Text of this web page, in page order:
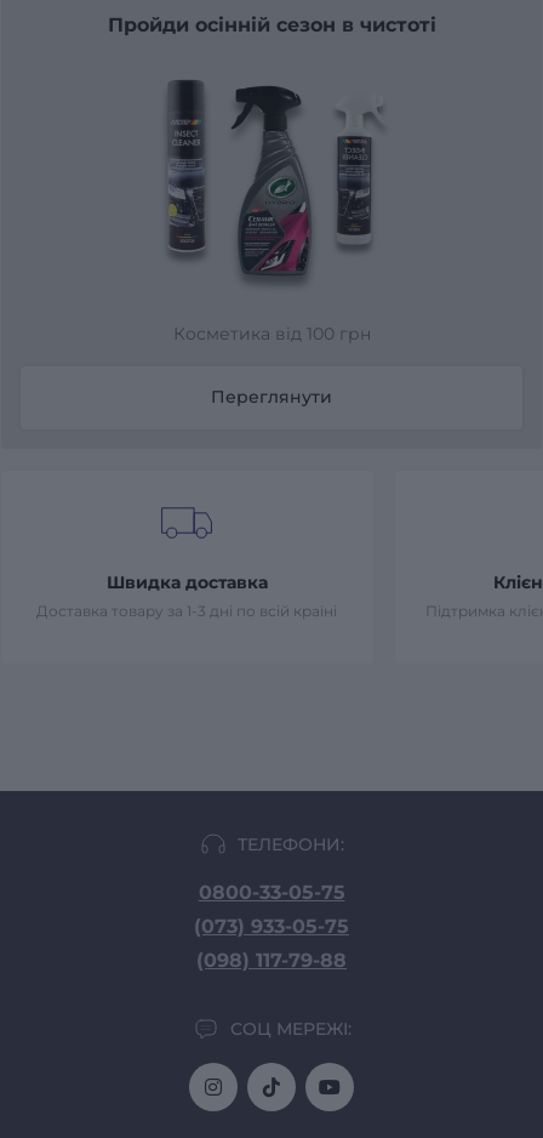
Пройди осінній сезон в чистоті
Косметика від 100 грн
Переглянути
Швидка доставка
Доставка товару за 1-3 дні по всій країні Підтримка
ТЕЛЕФОНИ:
0800-33-05-75
(073) 933-05-75
(098) 117-79-88
СОЦ МЕРЕЖІ: